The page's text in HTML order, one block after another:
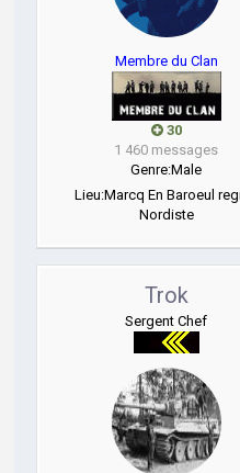
Membre du Clan
30
1 460 messages
Genre:Male
Lieu:Marcq En Baroeul
Nordiste
Trok
Sergent Chef